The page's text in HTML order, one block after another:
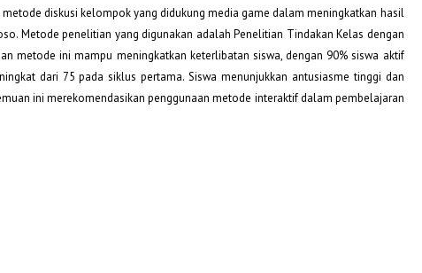
diskusi kelompok yang didukung media game dalam meningkatkan hasil
Metode penelitian yang digunakan adalah Penelitian Tindakan Kelas dengan
metode ini mampu meningkatkan keterlibatan siswa, dengan 90% siswa aktif
dari 75 pada siklus pertama. Siswa menunjukkan antusiasme tinggi dan
ini merekomendasikan penggunaan metode interaktif dalam pembelajaran